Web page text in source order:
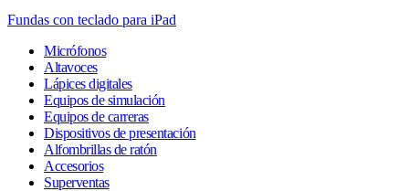
Fundas con teclado para iPad
Micrófonos
Altavoces
Lápices digitales
Equipos de simulación
Equipos de carreras
Dispositivos de presentación
Alfombrillas de ratón
Accesorios
Superventas